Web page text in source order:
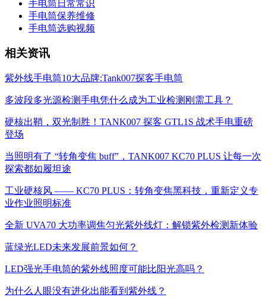
手电筒日常常识
手电筒保养维修
手电筒选购视频
相关资讯
紫外线手电筒10大品牌:Tank007探客手电筒
多波段多光源检测手电凭什么成为工业检测刚需工具？
硬核出鞘，双光制胜！TANK007 探客 GTL1S 战术手电重磅
登场
当照明有了 “转角变焦 buff”，TANK007 KC70 PLUS 让每一次
探索都如履坦途
工业硬核风 —— KC70 PLUS：转角变焦黑科技，重新定义专
业作业照明标准
全新 UVA70 大功率调焦匀光紫外线灯：解锁紫外检测新体验
蓝绿光LED未来发展前景如何？
LED强光手电筒的紫外线照度可能比阳光高吗？
为什么人眼没有进化出能看到紫外线？